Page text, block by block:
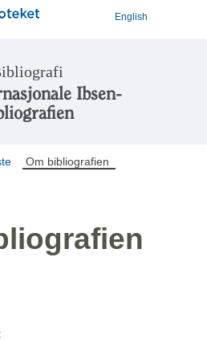
English
Ibsen-
Om bibliografien